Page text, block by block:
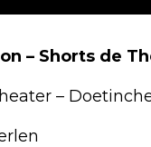
– Shorts de
–